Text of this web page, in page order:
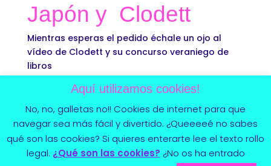
Japón y Clodett
Mientras esperas el pedido échale un ojo al
vídeo de Clodett y su concurso veraniego de
libros
https://youtu.be/ynHchrdu9Nk
Aquí utilizamos cookies!
No, no, galletas no!! Cookies de internet para que
navegar sea más fácil y divertido. ¿Queeeeé no sabes
qué son las cookies? Si quieres enterarte lee el texto rollo
legal. ¿Qué son las cookies? ¿No os ha entrado